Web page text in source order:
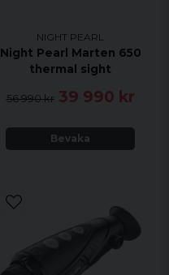
NIGHT PEARL
Night Pearl Marten 650
thermal sight
56 990 kr 39 990 kr
Bevaka